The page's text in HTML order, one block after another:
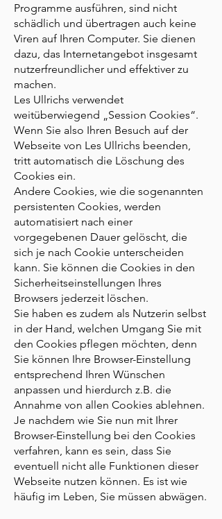
Programme ausführen, sind nicht
schädlich und übertragen auch keine
Viren auf Ihren Computer. Sie dienen
dazu, das Internetangebot insgesamt
nutzerfreundlicher und effektiver zu
machen.
Les Ullrichs verwendet
weitüberwiegend „Session Cookies“.
Wenn Sie also Ihren Besuch auf der
Webseite von Les Ullrichs beenden,
tritt automatisch die Löschung des
Cookies ein.
Andere Cookies, wie die sogenannten
persistenten Cookies, werden
automatisiert nach einer
vorgegebenen Dauer gelöscht, die
sich je nach Cookie unterscheiden
kann. Sie können die Cookies in den
Sicherheitseinstellungen Ihres
Browsers jederzeit löschen.
Sie haben es zudem als Nutzerin selbst
in der Hand, welchen Umgang Sie mit
den Cookies pflegen möchten, denn
Sie können Ihre Browser-Einstellung
entsprechend Ihren Wünschen
anpassen und hierdurch z.B. die
Annahme von allen Cookies ablehnen.
Je nachdem wie Sie nun mit Ihrer
Browser-Einstellung bei den Cookies
verfahren, kann es sein, dass Sie
eventuell nicht alle Funktionen dieser
Webseite nutzen können. Es ist wie
häufig im Leben, Sie müssen abwägen.